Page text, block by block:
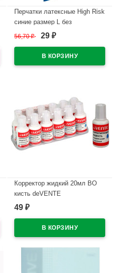
Перчатки латексные High Risk
синие размер L без
индивидуальной упаковки 1
56,70₽ 29 ₽
Корректор жидкий 20мл ВО
кисть deVENTE
морозоустойчивая арт.
49 ₽